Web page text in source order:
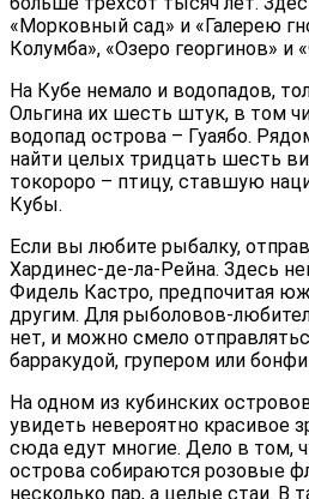
«Морковный сад» и «Галерею
Колумба», «Озеро георгинов» и
На Кубе немало и водопадов,
Ольгина их шесть штук, в том
водопад острова – Гуаябо.
найти целых тридцать шесть
токороро – птицу, ставшую
Кубы.
Если вы любите рыбалку,
Хардинес-де-ла-Рейна. Здесь
Фидель Кастро, предпочитая
другим. Для рыболовов-
нет, и можно смело
барракудой, групером или
На одном из кубинских
увидеть невероятно красивое
сюда едут многие. Дело в том,
острова собираются розовые
несколько пар, а целые стаи. В